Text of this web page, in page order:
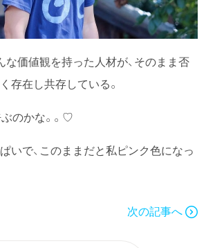
な価値観を持った人材が、そのまま否
存在し共存している。
ぶのかな。。♡
いで、このままだと私ピンク色になっ
次の記事へ